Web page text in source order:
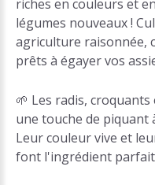
riches en couleurs et
légumes nouveaux !
agriculture raisonnée,
prêts à égayer vos
🌱 Les radis,
une touche de piquant
Leur couleur vive et
font l'ingrédient